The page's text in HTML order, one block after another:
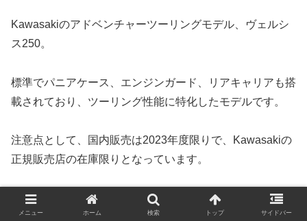
Kawasakiのアドベンチャーツーリングモデル、ヴェルシ
ス250。
標準でパニアケース、エンジンガード、リアキャリアも搭
載されており、ツーリング性能に特化したモデルです。
注意点として、国内販売は2023年度限りで、Kawasakiの
正規販売店の在庫限りとなっています。
新車での購入は最後のチャンスになります。
メニュー ホーム 検索 トップ サイドバー